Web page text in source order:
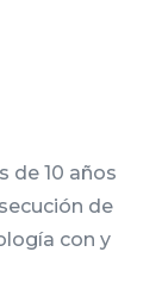
de 10 años
de
con y